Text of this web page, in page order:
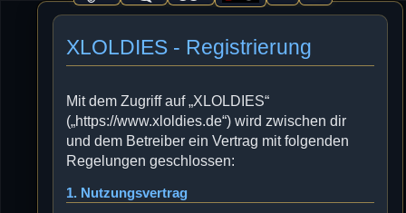
XLOLDIES - Registrierung
Mit dem Zugriff auf „XLOLDIES“
(„https://www.xloldies.de“) wird zwischen dir
und dem Betreiber ein Vertrag mit folgenden
Regelungen geschlossen:
1. Nutzungsvertrag